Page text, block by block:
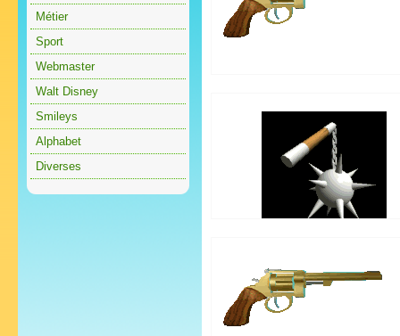
Métier
Sport
Webmaster
Walt Disney
Smileys
Alphabet
Diverses